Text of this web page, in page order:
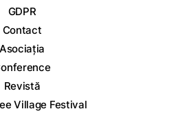
GDPR
Contact
Asociația
Revistă
Village Festival